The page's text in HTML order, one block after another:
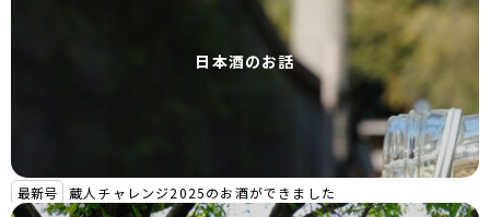
日本酒のお話
最新号 蔵人チャレンジ2025のお酒ができました